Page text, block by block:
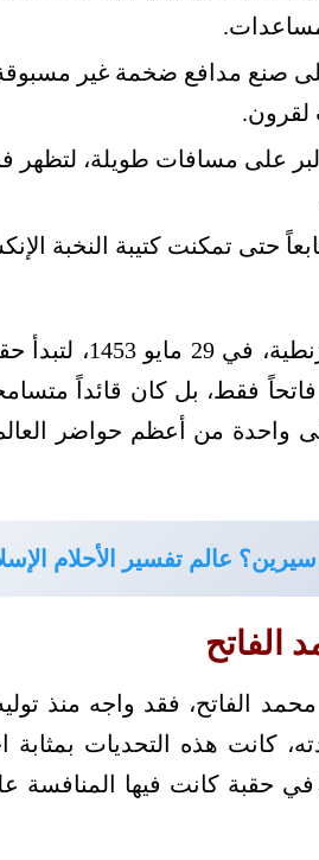
صنع مدافع ضخمة غير
لقرون.
على مسافات طويلة، لتظهر
حتى تمكنت كتيبة النخبة
سقطت القسطنطينية، عاصمة
فاتحاً فقط، بل كان قائداً
واحدة من أعظم حواضر
عالم تفسير الأحلام
الفاتح
الفاتح، فقد واجه منذ
كانت هذه التحديات بمثابة
في حقبة كانت فيها